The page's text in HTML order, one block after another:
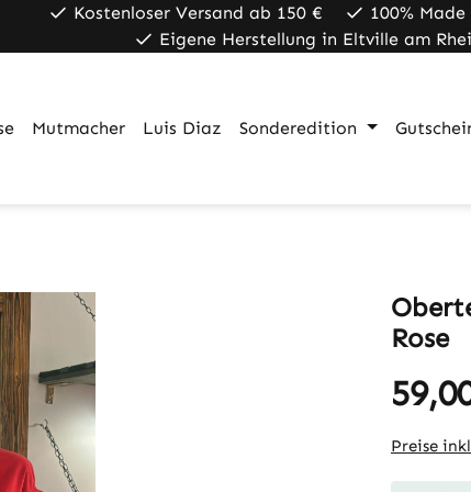
Kostenloser Versand ab 150 €
100%
Eigene Herstellung in Eltville am
Mutmacher Luis Diaz Sonderedition
Rose
Regulärer
Preise